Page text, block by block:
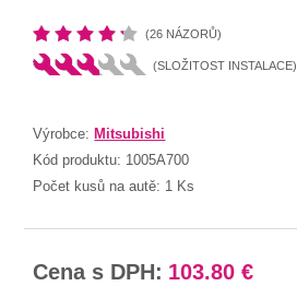
(26 NÁZORŮ)
(SLOŽITOST INSTALACE)
Výrobce: Mitsubishi
Kód produktu: 1005A700
Počet kusů na autě: 1 Ks
Cena s DPH: 103.80 €